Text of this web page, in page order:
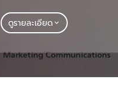
ดูรายละเอียด